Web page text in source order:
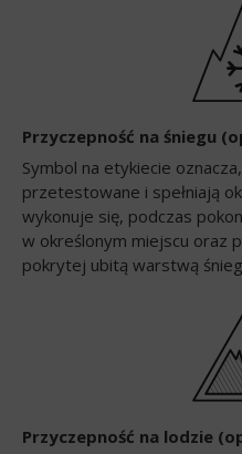
Przyczepność na śniegu
Symbol na etykiecie
przetestowane i spełniają
wykonuje się, podczas
w określonym miejscu oraz
pokrytej ubitą warstwą
Przyczepność na lodzie